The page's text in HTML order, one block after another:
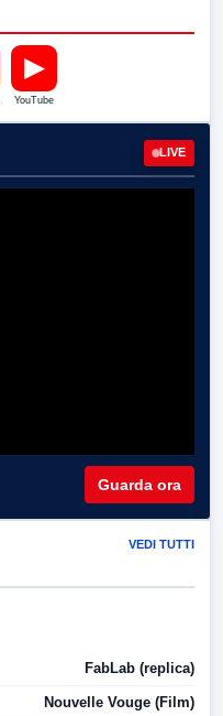
▶
YouTube
LIVE
Guarda ora
VEDI TUTTI
FabLab (replica)
Nouvelle Vouge (Film)